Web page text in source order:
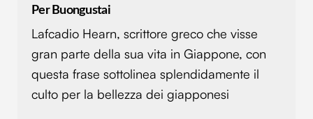
Per Buongustai
Lafcadio Hearn, scrittore greco che visse
gran parte della sua vita in Giappone, con
questa frase sottolinea splendidamente il
culto per la bellezza dei giapponesi